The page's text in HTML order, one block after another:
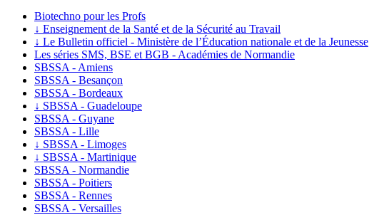
Biotechno pour les Profs
↓ Enseignement de la Santé et de la Sécurité au Travail
↓ Le Bulletin officiel - Ministère de l’Éducation nationale et de la Jeunesse
Les séries SMS, BSE et BGB - Académies de Normandie
SBSSA - Amiens
SBSSA - Besançon
SBSSA - Bordeaux
↓ SBSSA - Guadeloupe
SBSSA - Guyane
SBSSA - Lille
↓ SBSSA - Limoges
↓ SBSSA - Martinique
SBSSA - Normandie
SBSSA - Poitiers
SBSSA - Rennes
SBSSA - Versailles